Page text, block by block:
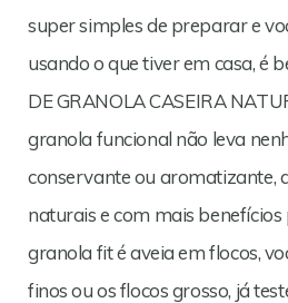
super simples de preparar e
usando o que tiver em casa, é
DE GRANOLA CASEIRA
granola funcional não leva
conservante ou aromatizante,
naturais e com mais benefícios
granola fit é aveia em flocos,
finos ou os flocos grosso, já